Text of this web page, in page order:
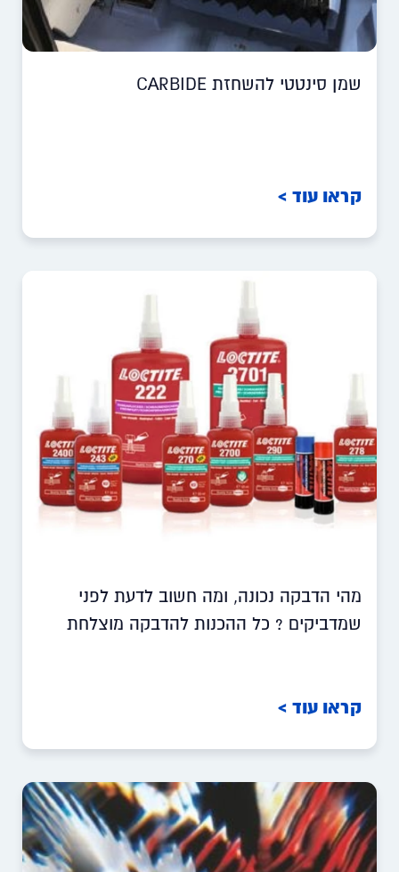
שמן סינטטי להשחזת CARBIDE
קראו עוד >
מהי הדבקה נכונה, ומה חשוב לדעת לפני
שמדביקים ? כל ההכנות להדבקה מוצלחת
קראו עוד >